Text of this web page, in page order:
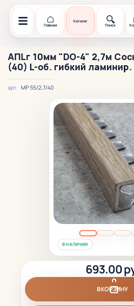
Главная
Каталог
Поиск
АПLг 10мм "DO-4" 2,7м
(40) L-об. гибкий
арт. МР 55/2,7/40
В НАЛИЧИИ
693.00
В КОРЗИНУ